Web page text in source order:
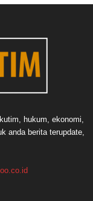
hukum, ekonomi,
anda berita terupdate,